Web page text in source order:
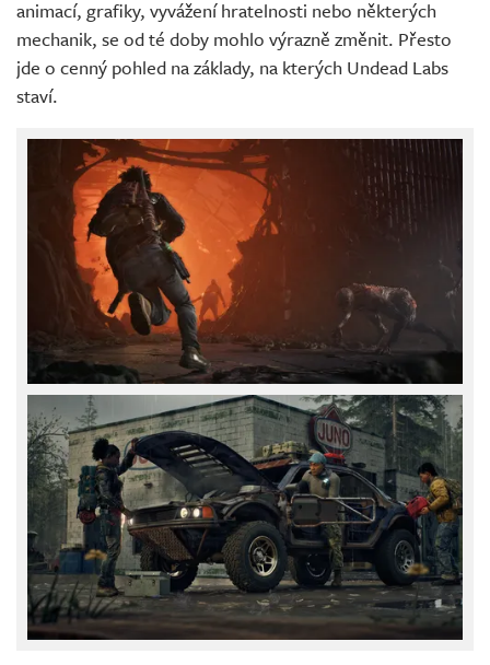
animací, grafiky, vyvážení hratelnosti nebo některých
mechanik, se od té doby mohlo výrazně změnit. Přesto
jde o cenný pohled na základy, na kterých Undead Labs
staví.